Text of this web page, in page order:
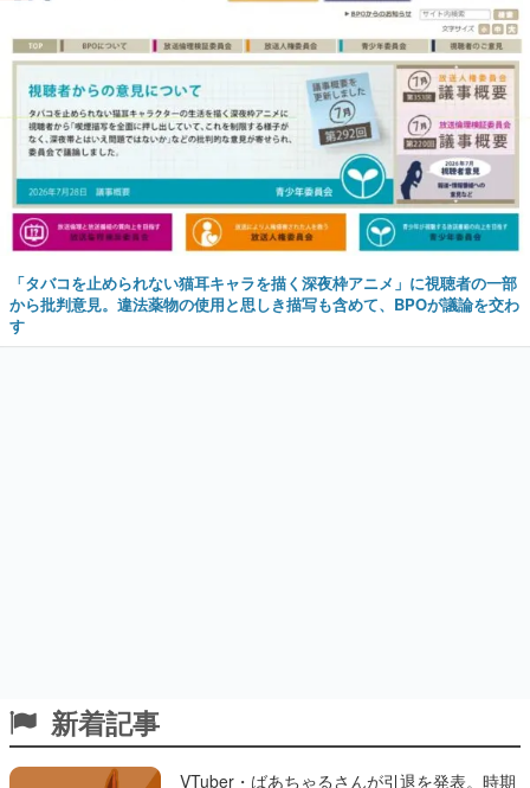
「タバコを止められない猫耳キャラを描く深夜枠アニメ」に視聴者の一部
から批判意見。違法薬物の使用と思しき描写も含めて、BPOが議論を交わ
す
新着記事
VTuber・ばあちゃるさんが引退を発表。時期